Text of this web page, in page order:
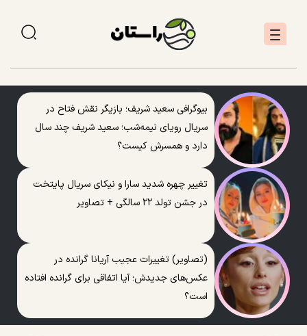
بیوگرافی سعید شریف؛ بازیگر نقش فتاح در
سریال رویای نیمه‌شب؛ سعید شریف چند سال
دارد و همسرش کیست؟
تغییر چهره شدید سارا و نیکای سریال پایتخت
در جشن تولد ۲۲ سالگی + تصاویر
(تصاویر) تغییرات عجیب آریانا گرانده در
عکس‌های جدیدش؛ آیا اتفاقی برای گرانده افتاده
است؟